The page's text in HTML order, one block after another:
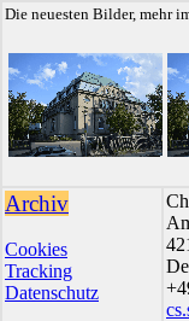
Die neuesten Bilder, mehr
Archiv
Cookies
Tracking
Datenschutz